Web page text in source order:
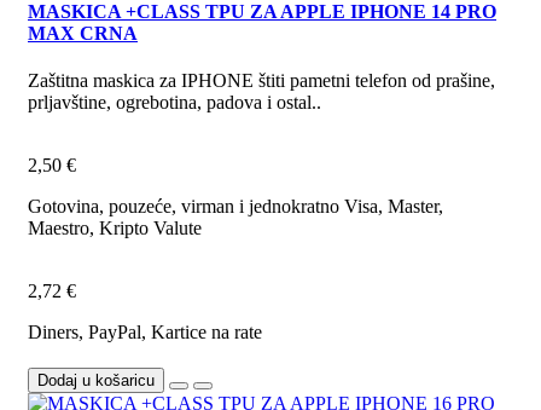
MASKICA +CLASS TPU ZA APPLE IPHONE 14 PRO
MAX CRNA
Zaštitna maskica za IPHONE štiti pametni telefon od prašine,
prljavštine, ogrebotina, padova i ostal..
2,50 €
Gotovina, pouzeće, virman i jednokratno Visa, Master,
Maestro, Kripto Valute
2,72 €
Diners, PayPal, Kartice na rate
Dodaj u košaricu